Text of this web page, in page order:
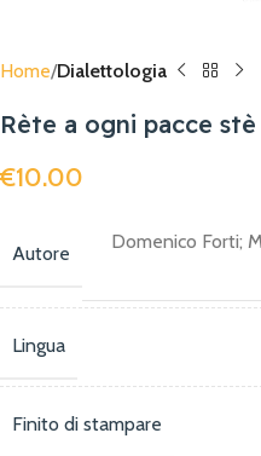
Home Dialettologia
Rète a ogni pacce stè
€10.00
Autore
Domenico Forti;
Lingua
Finito di stampare